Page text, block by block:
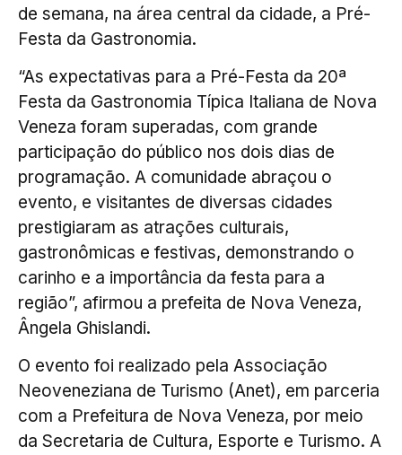
de semana, na área central da cidade, a Pré-
Festa da Gastronomia.
“As expectativas para a Pré-Festa da 20ª
Festa da Gastronomia Típica Italiana de Nova
Veneza foram superadas, com grande
participação do público nos dois dias de
programação. A comunidade abraçou o
evento, e visitantes de diversas cidades
prestigiaram as atrações culturais,
gastronômicas e festivas, demonstrando o
carinho e a importância da festa para a
região”, afirmou a prefeita de Nova Veneza,
Ângela Ghislandi.
O evento foi realizado pela Associação
Neoveneziana de Turismo (Anet), em parceria
com a Prefeitura de Nova Veneza, por meio
da Secretaria de Cultura, Esporte e Turismo. A